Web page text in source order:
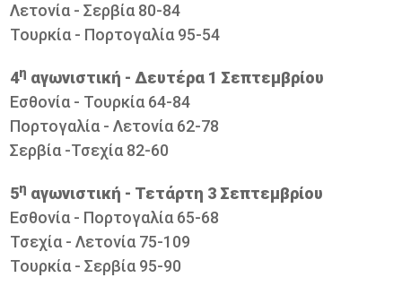
Λετονία - Σερβία 80-84
Τουρκία - Πορτογαλία 95-54
4η αγωνιστική - Δευτέρα 1 Σεπτεμβρίου
Εσθονία - Τουρκία 64-84
Πορτογαλία - Λετονία 62-78
Σερβία -Τσεχία 82-60
5η αγωνιστική - Τετάρτη 3 Σεπτεμβρίου
Εσθονία - Πορτoγαλία 65-68
Τσεχία - Λετονία 75-109
Τουρκία - Σερβία 95-90